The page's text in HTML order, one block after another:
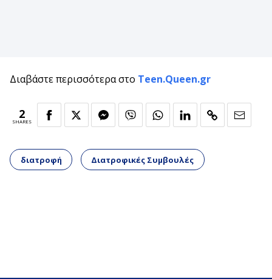
Διαβάστε περισσότερα στο Teen.Queen.gr
2
SHARES
διατροφή Διατροφικές Συμβουλές